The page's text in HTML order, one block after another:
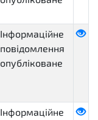
Інформаційне
повідомлення
опубліковане
Інформаційне